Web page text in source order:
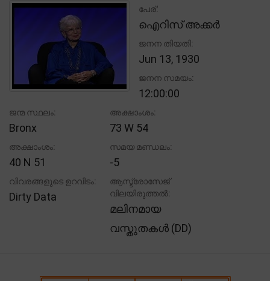
പേര്:
ഐറിസ് അക്കർ
ജനന തിയതി:
Jun 13, 1930
ജനന സമയം:
12:00:00
ജന്മ സ്ഥലം:
Bronx
അക്ഷാംശം:
73 W 54
അക്ഷാംശം:
40 N 51
സമയ മണ്ഡലം:
-5
വിവരങ്ങളുടെ ഉറവിടം:
Dirty Data
ആസ്ട്രോസേജ്
വിലയിരുത്തൽ:
മലിനമായ
വസ്തുതകൾ (DD)